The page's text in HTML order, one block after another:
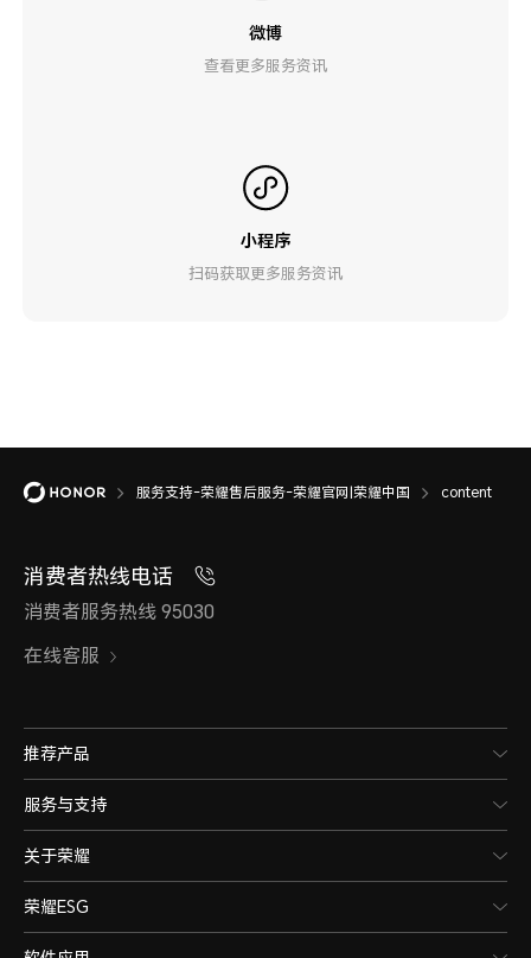
微博
查看更多服务资讯
小程序
扫码获取更多服务资讯
服务支持-荣耀售后服务-荣耀官网|荣耀中国 content
消费者热线电话
消费者服务热线 95030
在线客服
推荐产品
服务与支持
关于荣耀
荣耀ESG